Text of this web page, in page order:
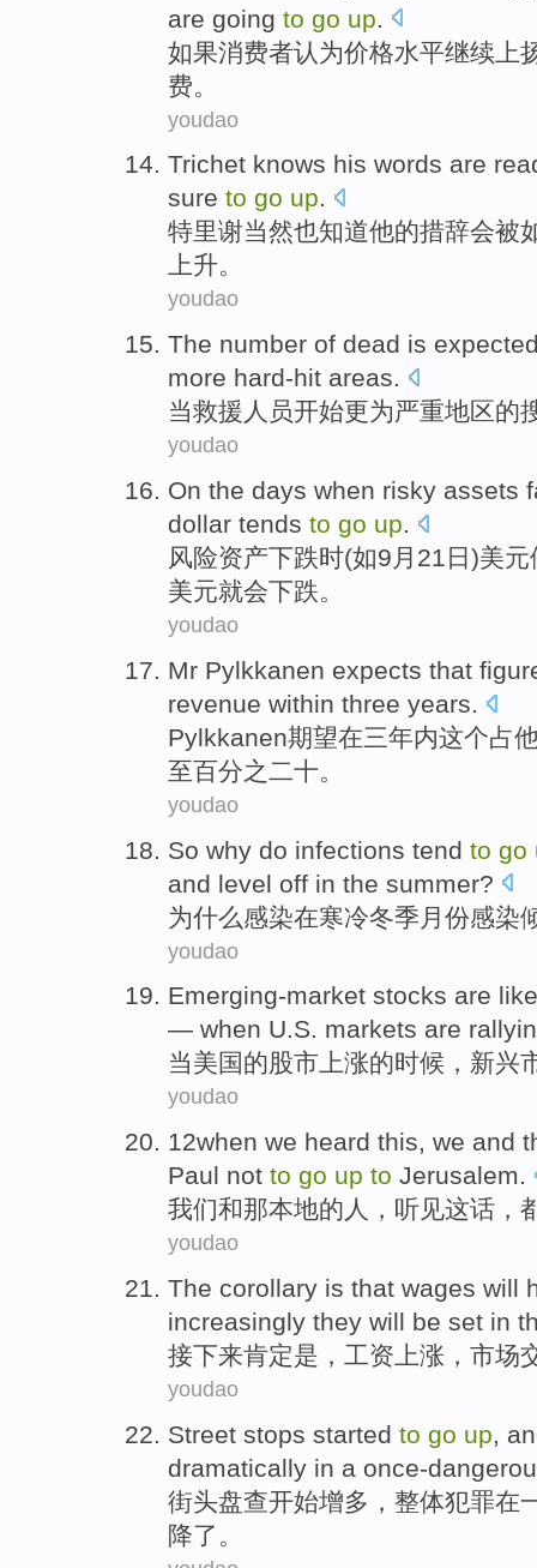
are going to go up
如果消费者认为价格水平继续上
费。
youdao
Trichet knows his words are
sure to go up.
特里谢当然也知道他的措辞会被
上升。
youdao
The number of dead is
more hard-hit areas.
当救援 人员开始更为严重地区的
youdao
On the days when risky assets
dollar tends to go up.
风险资产下跌时(如9月 21日 )美元
美元就会下跌。
youdao
Mr Pylkkanen expects that
revenue within three years.
Pylkkanen期望在三年内这个占
至百分之二十。
youdao
So why do infections tend to go
and level off in the summer?
为什么感染在寒冷冬季 月份感染
youdao
Emerging-market stocks are
— when U.S. markets are
当美国的股市 上涨的时候， 新兴
youdao
12when we heard this, we and
Paul not to go up to Jerusalem.
我们和那本地的 人 ， 听见这话，
youdao
The corollary is that wages will
increasingly they will be set in
接下来肯定是 ， 工资上涨 ，市场
youdao
Street stops started to go up,
dramatically in a once-
街头盘查开始增多， 整体犯罪在
降了 。